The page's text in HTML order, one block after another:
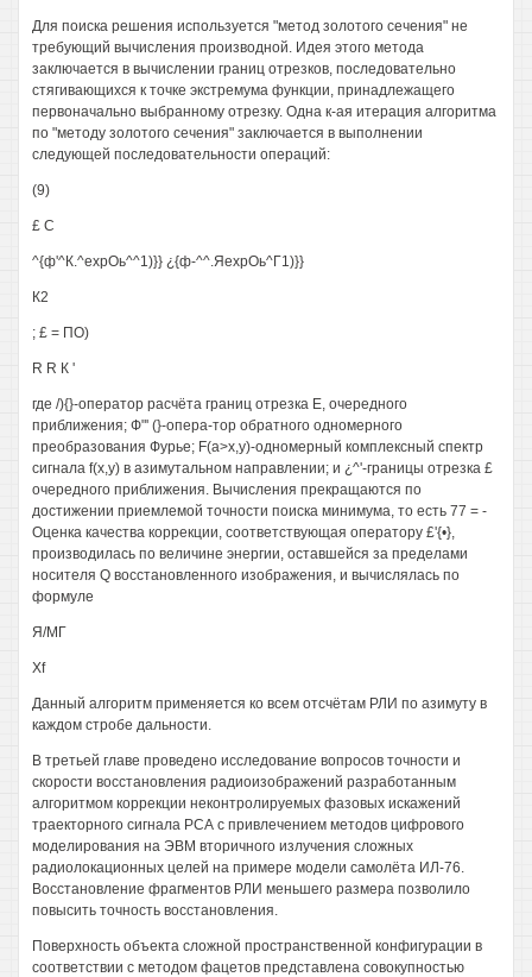
Для поиска решения используется "метод золотого сечения" не
требующий вычисления производной. Идея этого метода
заключается в вычислении границ отрезков, последовательно
стягивающихся к точке экстремума функции, принадлежащего
первоначально выбранному отрезку. Одна к-ая итерация алгоритма
по "методу золотого сечения" заключается в выполнении
следующей последовательности операций:
(9)
£ С
^{ф'^К.^ехрОь^^1)}} ¿{ф-^^.ЯехрОь^Г1)}}
К2
; £ = ПО)
R R К '
где /){}-оператор расчёта границ отрезка Е, очередного
приближения; Ф"' (}-опера-тор обратного одномерного
преобразования Фурье; F(a>x,y)-одномерный комплексный спектр
сигнала f(x,y) в азимутальном направлении; и ¿^'-границы отрезка £
очередного приближения. Вычисления прекращаются по
достижении приемлемой точности поиска минимума, то есть 77 = -
Оценка качества коррекции, соответствующая оператору £'{•},
производилась по величине энергии, оставшейся за пределами
носителя Q восстановленного изображения, и вычислялась по
формуле
Я/МГ
Xf
Данный алгоритм применяется ко всем отсчётам РЛИ по азимуту в
каждом стробе дальности.
В третьей главе проведено исследование вопросов точности и
скорости восстановления радиоизображений разработанным
алгоритмом коррекции неконтролируемых фазовых искажений
траекторного сигнала РСА с привлечением методов цифрового
моделирования на ЭВМ вторичного излучения сложных
радиолокационных целей на примере модели самолёта ИЛ-76.
Восстановление фрагментов РЛИ меньшего размера позволило
повысить точность восстановления.
Поверхность объекта сложной пространственной конфигурации в
соответствии с методом фацетов представлена совокупностью